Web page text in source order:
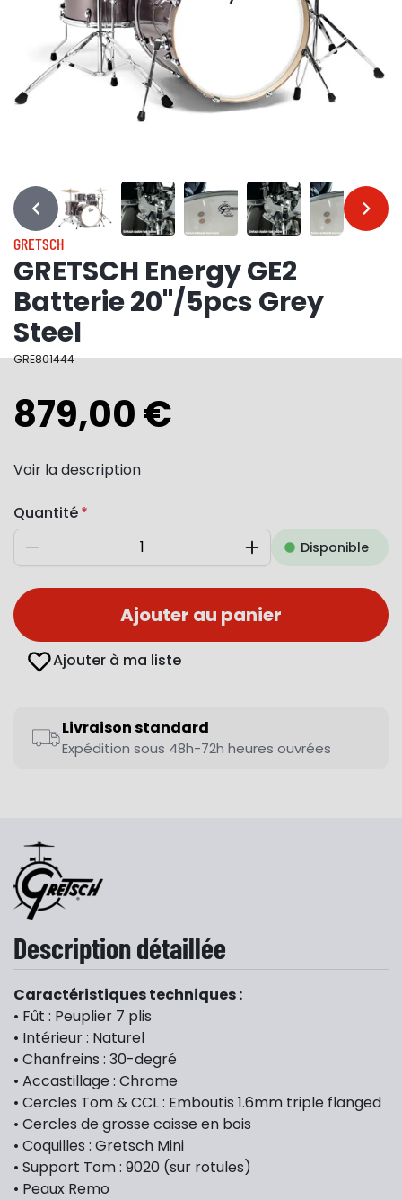
… …
GRETSCH
GRETSCH Energy GE2
Batterie 20"/5pcs Grey
Steel
GRE801444
879,00 €
Voir la description
Quantité
Diminuer AugmenterDisponible
Ajouter au panier
Ajouter à ma liste
Livraison standard
Expédition sous 48h-72h heures ouvrées
Description détaillée
Caractéristiques techniques :
• Fût : Peuplier 7 plis
• Intérieur : Naturel
• Chanfreins : 30-degré
• Accastillage : Chrome
• Cercles Tom & CCL : Emboutis 1.6mm triple flanged
• Cercles de grosse caisse en bois
• Coquilles : Gretsch Mini
• Support Tom : 9020 (sur rotules)
• Peaux Remo